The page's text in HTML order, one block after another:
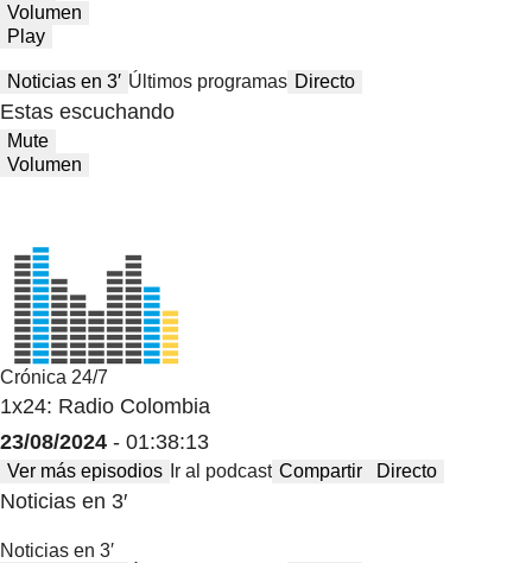
Volumen
Play
Noticias en 3′ Últimos programas Directo
Estas escuchando
Mute
Volumen
Crónica 24/7
1x24: Radio Colombia
23/08/2024 - 01:38:13
Ver más episodios Ir al podcast Compartir Directo
Noticias en 3′
Noticias en 3′